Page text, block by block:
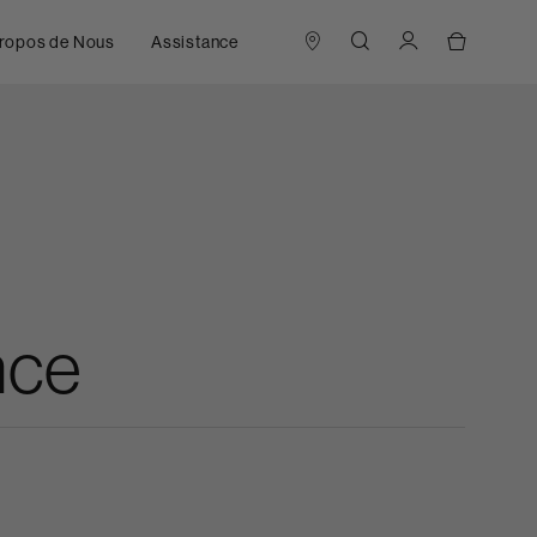
de Nous Assistance